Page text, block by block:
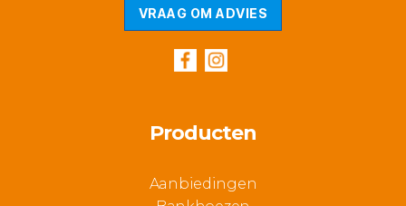
VRAAG OM ADVIES
Producten
Aanbiedingen